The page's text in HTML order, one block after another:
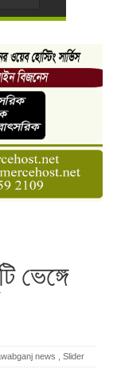
ভেঙ্গে
news Slider